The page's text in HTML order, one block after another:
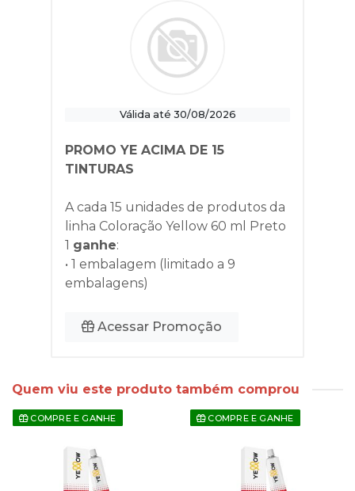
Válida até 30/08/2026
PROMO YE ACIMA DE 15
TINTURAS
A cada 15 unidades de produtos da
linha Coloração Yellow 60 ml Preto
1 ganhe:
• 1 embalagem (limitado a 9
embalagens)
Acessar Promoção
Quem viu este produto também comprou
COMPRE E GANHE COMPRE E GANHE